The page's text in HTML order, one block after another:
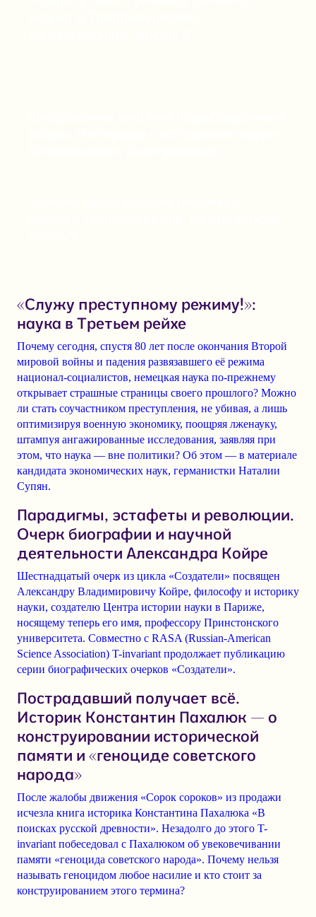
«Служу преступному режиму!»:
наука в Третьем рейхе
Почему сегодня, спустя 80 лет после окончания Второй
мировой войны и падения развязавшего её режима
национал-социалистов, немецкая наука по-прежнему
открывает страшные страницы своего прошлого? Можно
ли стать соучастником преступления, не убивая, а лишь
оптимизируя военную экономику, поощряя лженауку,
штампуя ангажированные исследования, заявляя при
этом, что наука — вне политики? Об этом — в материале
кандидата экономических наук, германистки Наталии
Супян.
Парадигмы, эстафеты и революции.
Очерк биографии и научной
деятельности Александра Койре
Шестнадцатый очерк из цикла «Создатели» посвящен
Александру Владимировичу Койре, философу и историку
науки, создателю Центра истории науки в Париже,
носящему теперь его имя, профессору Принстонского
университета. Совместно с RASA (Russian-American
Science Association) T-invariant продолжает публикацию
серии биографических очерков «Создатели».
Пострадавший получает всё.
Историк Константин Пахалюк — о
конструировании исторической
памяти и «‎геноциде советского
народа»
После жалобы движения «Сорок сороков» из продажи
исчезла книга историка Константина Пахалюка «В
поисках русской древности». Незадолго до этого T-
invariant побеседовал с Пахалюком об увековечивании
памяти «‎геноцида советского народа». Почему нельзя
называть геноцидом любое насилие и кто стоит за
конструированием этого термина?